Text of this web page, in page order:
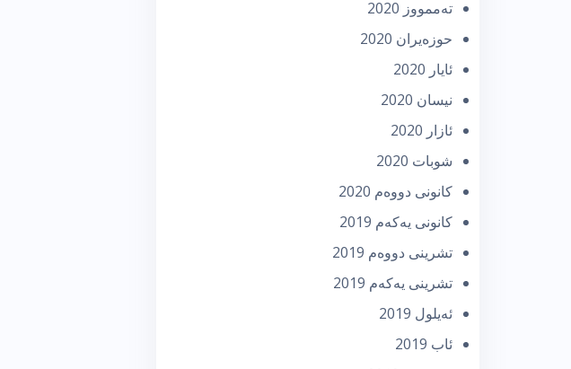
تەممووز 2020
حوزه‌یران 2020
ئایار 2020
نیسان 2020
ئازار 2020
شوبات 2020
كانونی دووه‌م 2020
كانونی یه‌كه‌م 2019
تشرینی دووه‌م 2019
تشرینی یه‌كه‌م 2019
ئه‌یلول 2019
ئاب 2019